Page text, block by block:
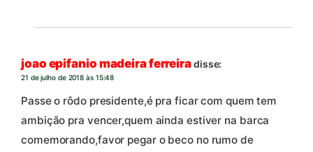
joao epifanio madeira ferreiradisse:
21 de julho de 2018 às 15:48
Passe o rôdo presidente,é pra ficar com quem tem
ambição pra vencer,quem ainda estiver na barca
comemorando,favor pegar o beco no rumo de